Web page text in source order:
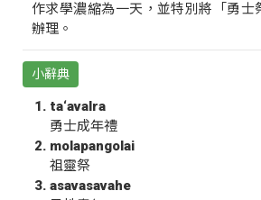
作求學濃縮為一天，並特別將「勇士
辦理。
小辭典
ta‘avalra
勇士成年禮
molapangolai
祖靈祭
asavasavahe